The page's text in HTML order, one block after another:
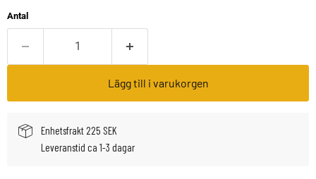
Antal
Lägg till i varukorgen
Enhetsfrakt 225 SEK
Leveranstid ca 1-3 dagar